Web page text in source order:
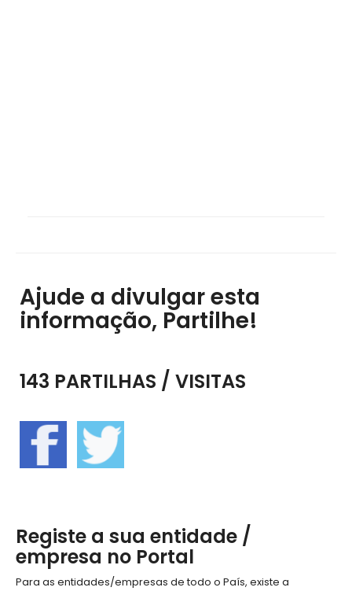
Ajude a divulgar esta
informação, Partilhe!
143 PARTILHAS / VISITAS
Registe a sua entidade /
empresa no Portal
Para as entidades/empresas de todo o País, existe a